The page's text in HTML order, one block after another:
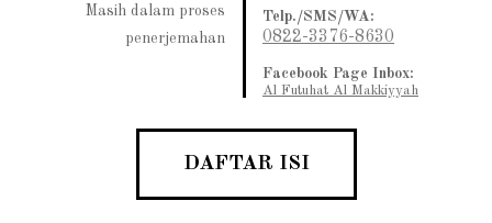
Masih dalam proses
penerjemahan
Telp./SMS/WA:
0822-3376-8630
Facebook Page Inbox:
Al Futuhat Al Makkiyyah
DAFTAR ISI